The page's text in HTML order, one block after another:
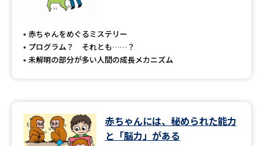
新学年スタート号特集ページ
SELFBRAND特集ページ
来場型・Web型イベント特集 夢ナビライブ
赤ちゃんをめぐるミステリー
プログラム？ それとも……？
未解明の部分が多い人間の成長メカニズム
赤ちゃんには、秘められた能力
と「脳力」がある